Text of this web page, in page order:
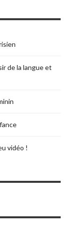
de la langue et
vidéo !